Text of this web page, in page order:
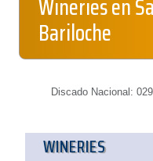
Wineries en
Bariloche
Discado Nacional:
WINERIES